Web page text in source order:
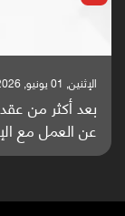
الإثنين, 25 مايو, 2026
باحثون من
واعدة منشورة